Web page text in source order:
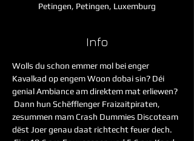
Petingen, Petingen, Luxemburg
Info
Wolls du schon emmer mol bei enger
Kavalkad op engem Woon dobai sin? Déi
genial Ambiance am direktem mat erliewen?
zesummen mam Crash Dummies Discoteam
dëst Joer genau daat richtecht feuer dech.